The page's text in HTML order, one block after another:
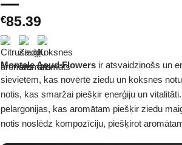
€85.39
Montale Aoud Flowers ir atsvaidzinošs un
sievietēm, kas novērtē ziedu un koksnes
notis, kas smaržai piešķir enerģiju un
pelargonijas, kas aromātam piešķir ziedu
notis noslēdz kompozīciju, piešķirot